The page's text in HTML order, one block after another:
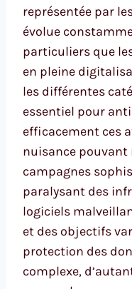
représentée par
évolue
particuliers que
en pleine
les différentes
essentiel pour
efficacement ces
nuisance
campagnes
paralysant des
logiciels
et des objectifs
protection des
complexe,